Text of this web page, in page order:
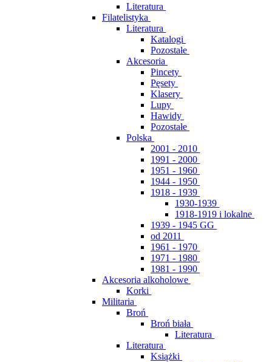
Literatura
Filatelistyka
Literatura
Katalogi
Pozostałe
Akcesoria
Pincety
Pęsety
Klasery
Lupy
Hawidy
Pozostałe
Polska
2001 - 2010
1991 - 2000
1951 - 1960
1944 - 1950
1918 - 1939
1930-1939
1918-1919 i lokalne
1939 - 1945 GG
od 2011
1961 - 1970
1971 - 1980
1981 - 1990
Akcesoria alkoholowe
Korki
Militaria
Broń
Broń biała
Literatura
Literatura
Książki